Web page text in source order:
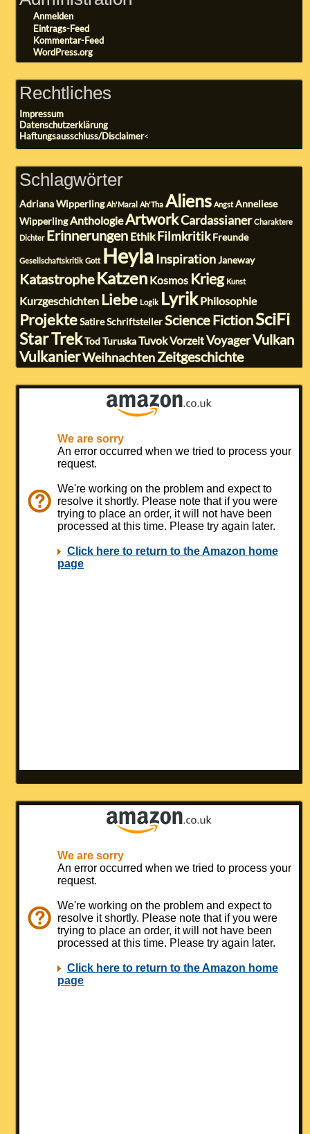
Anmelden
Eintrags-Feed
Kommentar-Feed
WordPress.org
Rechtliches
Impressum
Datenschutzerklärung
Haftungsausschluss/Disclaimer<
Schlagwörter
Adriana Wipperling Ah'Maral Ah'Tha Aliens Angst Anneliese
WipperlingAnthologieArtworkCardassianer Charaktere
Dichter Erinnerungen EthikFilmkritik Freunde
Gesellschaftskritik Gott HeylaInspiration Janeway
Katastrophe Katzen Kosmos Krieg Kunst
Kurzgeschichten Liebe Logik LyrikPhilosophie
Projekte SatireSchriftsteller Science FictionSciFi
Star TrekTod Turuska TuvokVorzeitVoyagerVulkan
VulkanierWeihnachtenZeitgeschichte